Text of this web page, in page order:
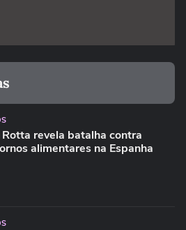
Rotta revela batalha contra
alimentares na Espanha